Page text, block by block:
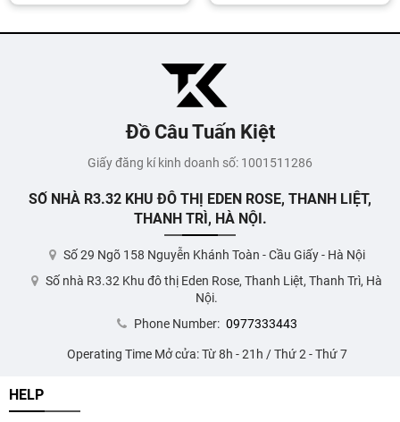
Đồ Câu Tuấn Kiệt
Giấy đăng kí kinh doanh số: 1001511286
SỐ NHÀ R3.32 KHU ĐÔ THỊ EDEN ROSE, THANH LIỆT,
THANH TRÌ, HÀ NỘI.
Số 29 Ngõ 158 Nguyễn Khánh Toàn - Cầu Giấy - Hà Nội
Số nhà R3.32 Khu đô thị Eden Rose, Thanh Liệt, Thanh Trì, Hà
Nội.
Phone Number: 0977333443
Operating Time Mở cửa: Từ 8h - 21h / Thứ 2 - Thứ 7
HELP